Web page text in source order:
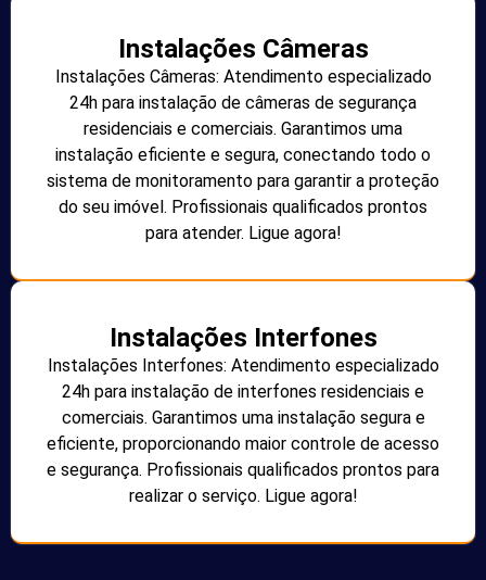
Instalações Câmeras
Instalações Câmeras: Atendimento especializado
24h para instalação de câmeras de segurança
residenciais e comerciais. Garantimos uma
instalação eficiente e segura, conectando todo o
sistema de monitoramento para garantir a proteção
do seu imóvel. Profissionais qualificados prontos
para atender. Ligue agora!
Instalações Interfones
Instalações Interfones: Atendimento especializado
24h para instalação de interfones residenciais e
comerciais. Garantimos uma instalação segura e
eficiente, proporcionando maior controle de acesso
e segurança. Profissionais qualificados prontos para
realizar o serviço. Ligue agora!